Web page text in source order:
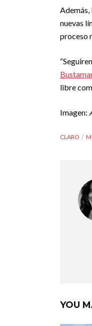
nuevas
proceso
libre
Imagen:
CLARO
YOU